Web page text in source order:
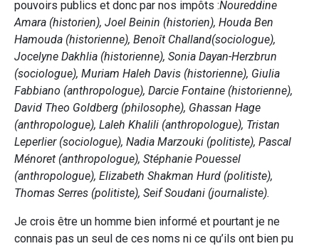
pouvoirs publics et donc par nos impôts :Noureddine
Amara (historien), Joel Beinin (historien), Houda Ben
Hamouda (historienne), Benoît Challand(sociologue),
Jocelyne Dakhlia (historienne), Sonia Dayan-Herzbrun
(sociologue), Muriam Haleh Davis (historienne), Giulia
Fabbiano (anthropologue), Darcie Fontaine (historienne),
David Theo Goldberg (philosophe), Ghassan Hage
(anthropologue), Laleh Khalili (anthropologue), Tristan
Leperlier (sociologue), Nadia Marzouki (politiste), Pascal
Ménoret (anthropologue), Stéphanie Pouessel
(anthropologue), Elizabeth Shakman Hurd (politiste),
Thomas Serres (politiste), Seif Soudani (journaliste).
Je crois être un homme bien informé et pourtant je ne
connais pas un seul de ces noms ni ce qu’ils ont bien pu